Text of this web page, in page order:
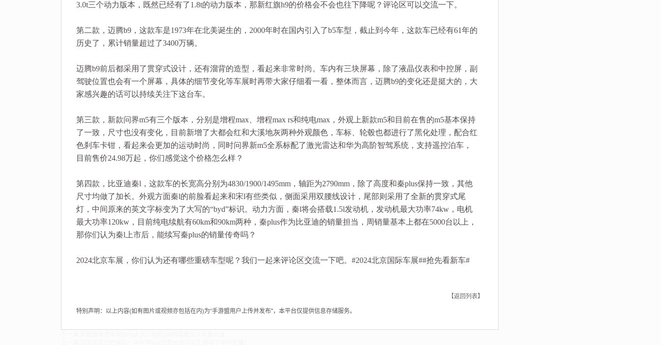
3.0t三个动力版本，既然已经有了1.8t的动力版本，那新红旗h9的价格会不会也往下降呢？评论区可以交流一下。
第二款，迈腾b9，这款车是1973年在北美诞生的，2000年时在国内引入了b5车型，截止到今年，这款车已经有61年的
历史了，累计销量超过了3400万辆。
迈腾b9前后都采用了贯穿式设计，还有溜背的造型，看起来非常时尚。车内有三块屏幕，除了液晶仪表和中控屏，副
驾驶位置也会有一个屏幕，具体的细节变化等车展时再带大家仔细看一看，整体而言，迈腾b9的变化还是挺大的，大
家感兴趣的话可以持续关注下这台车。
第三款，新款问界m5有三个版本，分别是增程max、增程max rs和纯电max，外观上新款m5和目前在售的m5基本保持
了一致，尺寸也没有变化，目前新增了大都会红和大溪地灰两种外观颜色，车标、轮毂也都进行了黑化处理，配合红
色刹车卡钳，看起来会更加的运动时尚，同时问界新m5全系标配了激光雷达和华为高阶智驾系统，支持遥控泊车，
目前售价24.98万起，你们感觉这个价格怎么样？
第四款，比亚迪秦l，这款车的长宽高分别为4830/1900/1495mm，轴距为2790mm，除了高度和秦plus保持一致，其他
尺寸均做了加长。外观方面秦l的前脸看起来和宋l有些类似，侧面采用双腰线设计，尾部则采用了全新的贯穿式尾
灯，中间原来的英文字标变为了大写的“byd”标识。动力方面，秦l将会搭载1.5l发动机，发动机最大功率74kw，电机
最大功率120kw，目前纯电续航有60km和90km两种，秦plus作为比亚迪的销量担当，周销量基本上都在5000台以上，
那你们认为秦l上市后，能续写秦plus的销量传奇吗？
2024北京车展，你们认为还有哪些重磅车型呢？我们一起来评论区交流一下吧。#2024北京国际车展##抢先看新车#
【返回列表】
特别声明：以上内容(如有图片或视频亦包括在内)为“手游盟用户上传并发布"，本平台仅提供信息存储服务。